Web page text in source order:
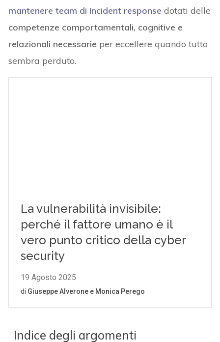
mantenere team di Incident response dotati delle
competenze comportamentali, cognitive e
relazionali necessarie per eccellere quando tutto
sembra perduto.
Indice degli argomenti